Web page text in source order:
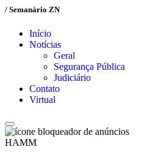
/ Semanário ZN
Início
Notícias
Geral
Segurança Pública
Judiciário
Contato
Virtual
HAMM